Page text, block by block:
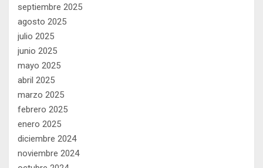
septiembre 2025
agosto 2025
julio 2025
junio 2025
mayo 2025
abril 2025
marzo 2025
febrero 2025
enero 2025
diciembre 2024
noviembre 2024